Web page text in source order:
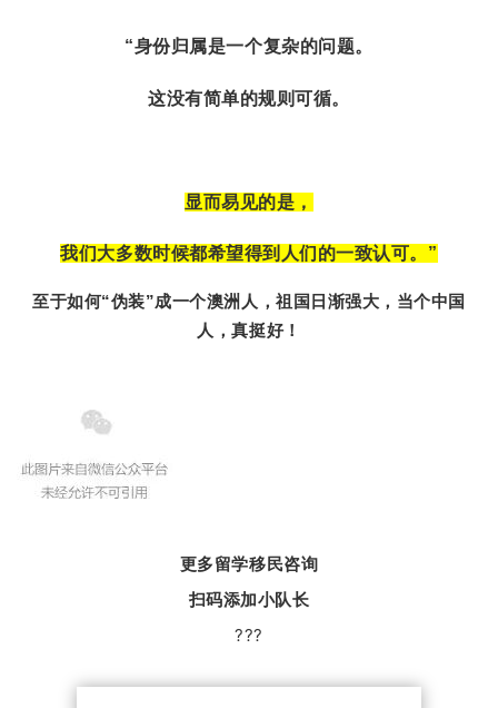
“身份归属是一个复杂的问题。
这没有简单的规则可循。
显而易见的是，
我们大多数时候都希望得到人们的一致认可。 ”
至于如何“伪装”成一个澳洲人，祖国日渐强大，当个中国
人，真挺好！
更多留学移民咨询
扫码添加小队长
???